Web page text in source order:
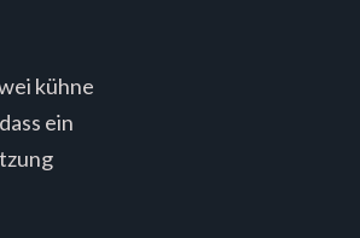
kühne
ein